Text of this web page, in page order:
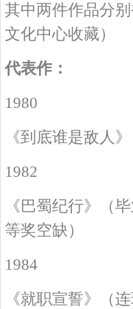
其中两件作品分
文化中心收藏）
代表作：
1980
《到底谁是敌人
1982
《巴蜀纪行》（
等奖空缺）
1984
《就职宣誓》（